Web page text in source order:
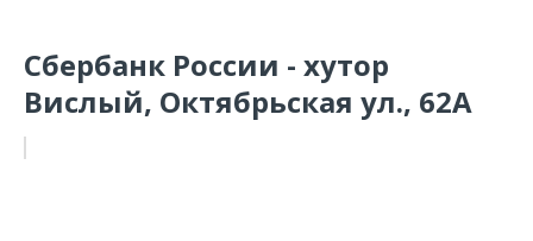
Сбербанк России - хутор
Вислый, Октябрьская ул., 62А